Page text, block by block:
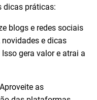
dicas práticas:
blogs e redes sociais
e dicas
gera valor e atrai a
Aproveite as